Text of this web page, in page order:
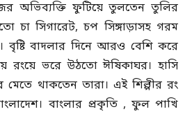
অভিব্যক্তি ফুটিয়ে তুলতেন তুলির
সিগারেট, চপ সিঙ্গাড়াসহ গরম
বাদলার দিনে আরও বেশি করে
ভরে উঠতো ঈষিকাঘর। হাসি
মেতে থাকতেন তারা। এই শিল্পীর রং
বাংলার প্রকৃতি , ফুল পাখি